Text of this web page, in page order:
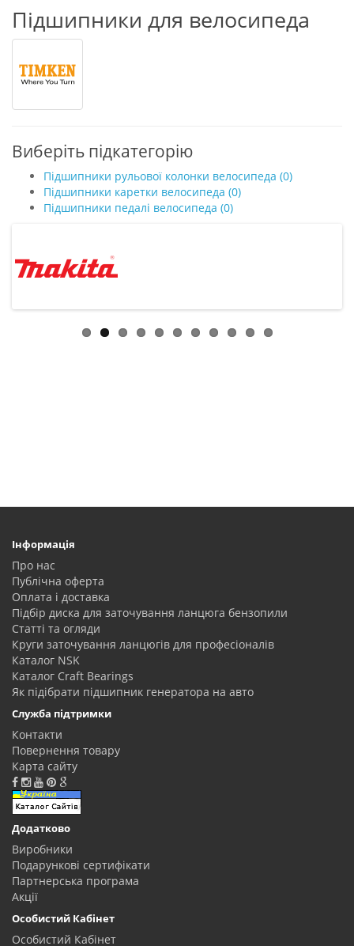
Підшипники для велосипеда
Виберіть підкатегорію
Підшипники рульової колонки велосипеда (0)
Підшипники каретки велосипеда (0)
Підшипники педалі велосипеда (0)
Інформація
Про нас
Публічна оферта
Оплата і доставка
Підбір диска для заточування ланцюга бензопили
Статті та огляди
Круги заточування ланцюгів для професіоналів
Каталог NSK
Каталог Craft Bearings
Як підібрати підшипник генератора на авто
Служба підтримки
Контакти
Повернення товару
Карта сайту
Додатково
Виробники
Подарункові сертифікати
Партнерська програма
Акції
Особистий Кабінет
Особистий Кабінет